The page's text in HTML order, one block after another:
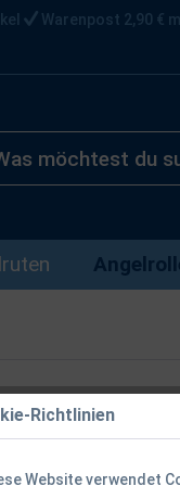
Warenpost 2,90 €
Richtlinien
Website verwendet